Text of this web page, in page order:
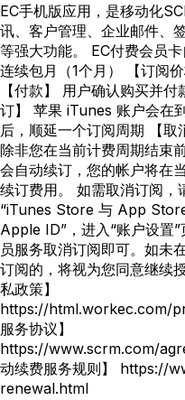
EC手机版应用，是移动化
讯、客户管理、企业邮件、
等强大功能。 EC付费会员
连续包月（1个月） 【订阅
【付款】 用户确认购买并
订】 苹果 iTunes 账户会在
后，顺延一个订阅周期 【取
除非您在当前计费周期结束
会自动续订，您的帐户将在
续订费用。 如需取消订阅，
“iTunes Store 与 App
Apple ID”，进入“账户设置
员服务取消订阅即可。如未
订阅的，将视为您同意继续
私政策】
https://html.workec.com/
服务协议】
https://www.scrm.com/
动续费服务规则】 https://
renewal.html